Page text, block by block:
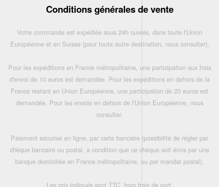
Conditions générales de vente
Votre commande est expédiée sous 24h ouvrés, dans toute l'Union
Européenne et en Suisse (pour toute autre destination, nous consulter),
Pour les expéditions en France métropolitaine, une participation aux frais
d'envoi de 10 euros est demandée. Pour les expéditions en dehors de la
France restant en Union Européenne, une participation de 20 euros est
demandée. Pour les envois en dehors de l'Union Européenne, nous
consulter.
Paiement sécurisé en ligne, par carte bancaire (possibilité de régler par
chèque bancaire ou postal, à condition que ce chèque soit émis par une
banque domiciliée en France métropolitaine, ou par mandat postal),
Les prix indiqués sont TTC, hors frais de port,